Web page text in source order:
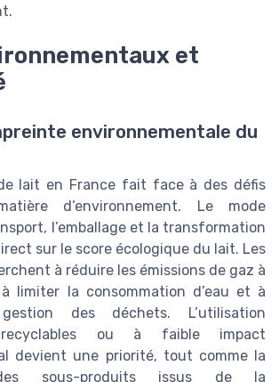
et
environnementale du
lait en France fait face à des défis
d’environnement. Le mode
l’emballage et la transformation
sur le score écologique du lait. Les
à réduire les émissions de gaz à
limiter la consommation d’eau et à
des déchets. L’utilisation
recyclables ou à faible impact
devient une priorité, tout comme la
sous-produits issus de la